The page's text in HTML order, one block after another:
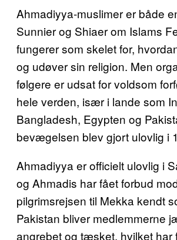
Ahmadiyya-muslimer er både
Sunnier og Shiaer om Islams
fungerer som skelet for,
og udøver sin religion. Men
følgere er udsat for voldsom
hele verden, især i lande som
Bangladesh, Egypten og
bevægelsen blev gjort ulovlig i
Ahmadiyya er officielt ulovlig i
og Ahmadis har fået forbud
pilgrimsrejsen til Mekka kendt
Pakistan bliver medlemmerne
angrebet og tæsket, hvilket har